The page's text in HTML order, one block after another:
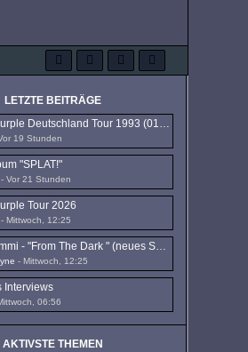
LETZTE BEITRÄGE
Deutschland Tour 1993 (01.10. - 16.10.1993)
19 Stunden
"SPLAT!"
-Vor 21 Stunden
Tour 2026
- Mittwoch, 12:25
- "From The Dark " (neues Solo-Album)
- Mittwoch, 12:25
Interviews
06:56
AKTIVSTE THEMEN